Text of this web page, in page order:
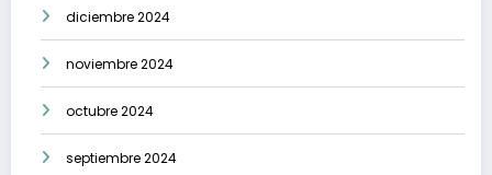
diciembre 2024
noviembre 2024
octubre 2024
septiembre 2024